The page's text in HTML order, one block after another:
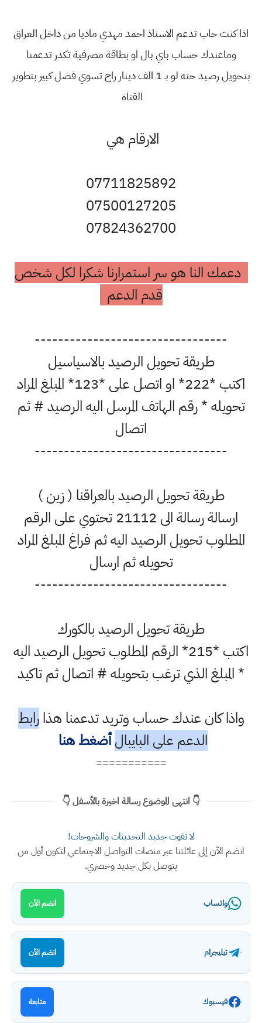
اذا كنت حاب تدعم الاستاذ احمد مهدي ماديا من داخل العراق
وماعندك حساب باي بال او بطاقة مصرفية تكدر تدعمنا
بتحويل رصيد حته لو بـ 1 الف دينار راح تسوي فضل كبير بتطوير
القناة
الارقام هي
07711825892
07500127205
07824362700
دعمك النا هو سر استمرارنا شكرا لكل شخص
قدم الدعم
---------------------------------
طريقة تحويل الرصيد بالاسياسيل
اكتب *222* او اتصل على *123* المبلغ المراد
تحويله * رقم الهاتف المرسل اليه الرصيد # ثم
اتصال
---------------------------------
طريقة تحويل الرصيد بالعراقنا ( زين )
ارسالة رسالة الى 21112 تحتوي على الرقم
المطلوب تحويل الرصيد اليه ثم فراغ المبلغ المراد
تحويله ثم ارسال
---------------------------------
طريقة تحويل الرصيد بالكورك
اكتب *215* الرقم المطلوب تحويل الرصيد اليه
* المبلغ الذي ترغب بتحويله # اتصال ثم تاكيد
واذا كان عندك حساب وتريد تدعمنا هذارابط
الدعم على البايبال أضغط هنا
===========
👇 انتهى الموضوع رسالة اخيرة بالأسفل 👇
لا تفوت جديد التحديثات والشروحات!
انضم الآن إلى عائلتنا عبر منصات التواصل الاجتماعي لتكون أول من
يتوصل بكل جديد وحصري.
واتساب انضم الآن
تيليجرام انضم الآن
فيسبوك متابعة